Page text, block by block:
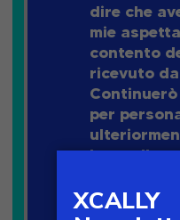
dire che
mie
contento
ricevuto
per
base alle
Giuliano